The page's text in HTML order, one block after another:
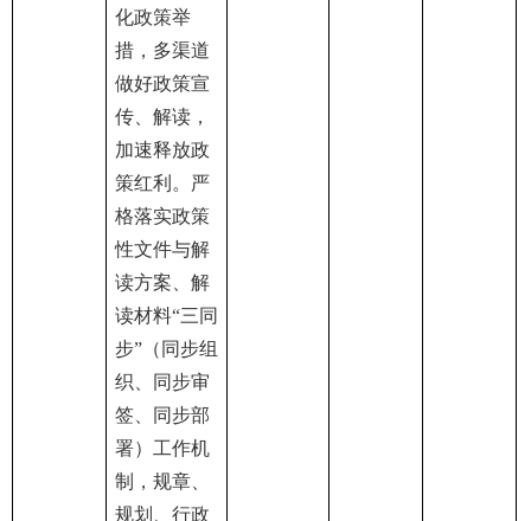
化政策举
措，多渠道
做好政策宣
传、解读，
加速释放政
策红利。严
格落实政策
性文件与解
读方案、解
读材料“三同
步”（同步组
织、同步审
签、同步部
署）工作机
制，规章、
规划、行政